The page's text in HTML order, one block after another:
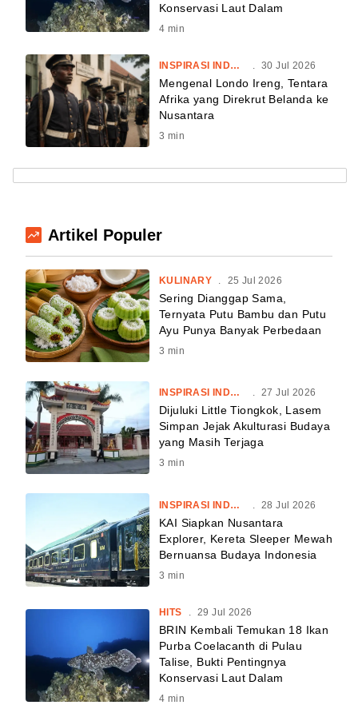
Konservasi Laut Dalam
4 min
INSPIRASI INDONESIA 30 Jul 2026
Mengenal Londo Ireng, Tentara
Afrika yang Direkrut Belanda ke
Nusantara
3 min
Artikel Populer
KULINARY . 25 Jul 2026
Sering Dianggap Sama,
Ternyata Putu Bambu dan Putu
Ayu Punya Banyak Perbedaan
3 min
INSPIRASI INDONESIA . 27 Jul 2026
Dijuluki Little Tiongkok, Lasem
Simpan Jejak Akulturasi Budaya
yang Masih Terjaga
3 min
INSPIRASI INDONESIA 28 Jul 2026
KAI Siapkan Nusantara
Explorer, Kereta Sleeper Mewah
Bernuansa Budaya Indonesia
3 min
HITS 29 Jul 2026
BRIN Kembali Temukan 18 Ikan
Purba Coelacanth di Pulau
Talise, Bukti Pentingnya
Konservasi Laut Dalam
4 min